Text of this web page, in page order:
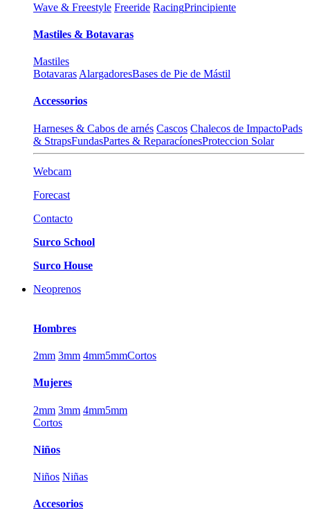
Wave & Freestyle Freeride RacingPrincipiente
Mastiles & Botavaras
Mastiles
Botavaras AlargadoresBases de Pie de Mástil
Accessorios
Harneses & Cabos de arnés Cascos Chalecos de ImpactoPads
& StrapsFundasPartes & ReparacíonesProteccion Solar
Webcam
Forecast
Contacto
Surco School
Surco House
Neoprenos
Hombres
2mm 3mm 4mm5mmCortos
Mujeres
2mm 3mm 4mm5mm
Cortos
Niños
Niños Niñas
Accesorios